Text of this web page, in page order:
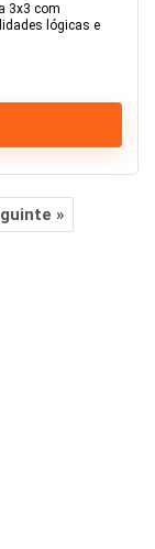
3x3 com
lógicas e
»